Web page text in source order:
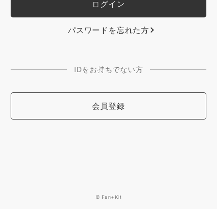
パスワードを忘れた方
IDをお持ちでない方
会員登録
© Fan+Kit